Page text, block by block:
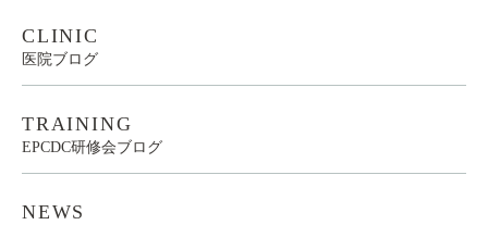
CLINIC
医院ブログ
TRAINING
EPCDC研修会ブログ
NEWS